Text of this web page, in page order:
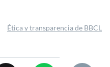
Ética y transparencia de BBCL